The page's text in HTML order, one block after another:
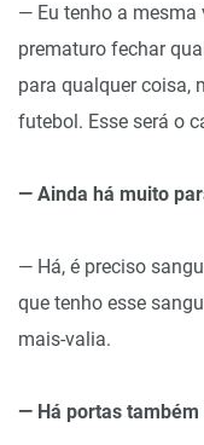
— Eu tenho a mesma
prematuro fechar
para qualquer coisa,
futebol. Esse será o
— Ainda há muito
— Há, é preciso
que tenho esse
mais-valia.
— Há portas